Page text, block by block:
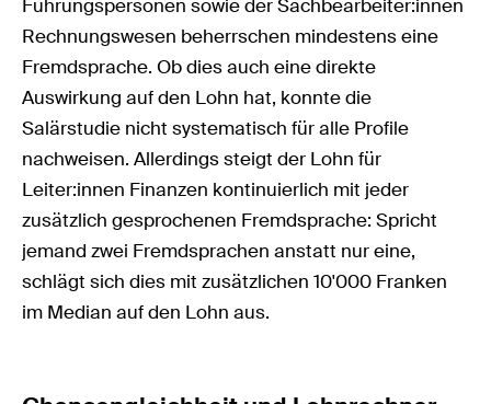
Führungspersonen sowie der Sachbearbeiter:innen
Rechnungswesen beherrschen mindestens eine
Fremdsprache. Ob dies auch eine direkte
Auswirkung auf den Lohn hat, konnte die
Salärstudie nicht systematisch für alle Profile
nachweisen. Allerdings steigt der Lohn für
Leiter:innen Finanzen kontinuierlich mit jeder
zusätzlich gesprochenen Fremdsprache: Spricht
jemand zwei Fremdsprachen anstatt nur eine,
schlägt sich dies mit zusätzlichen 10'000 Franken
im Median auf den Lohn aus.